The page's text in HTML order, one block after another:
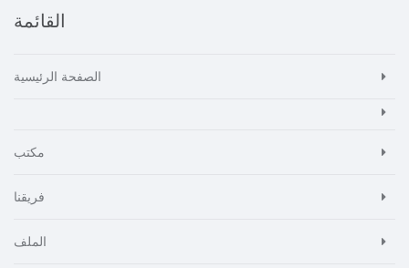
القائمة
الصفحة الرئيسية
مكتب
فريقنا
الملف